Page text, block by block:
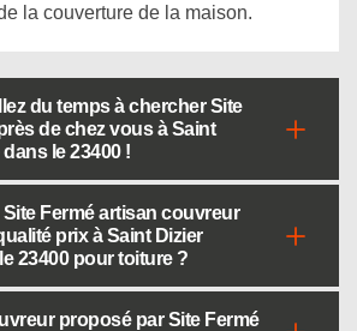
la couverture de la maison.
du temps à chercher Site
de chez vous à Saint
le 23400 !
Fermé artisan couvreur
prix à Saint Dizier
23400 pour toiture ?
proposé par Site Fermé